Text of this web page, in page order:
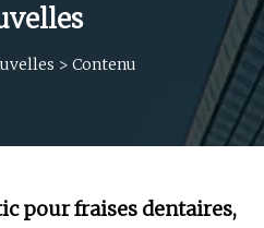
> Contenu
pour fraises dentaires,